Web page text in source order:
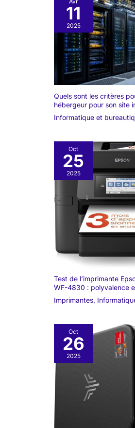
11
2025
Quels sont les critères
hébergeur pour son site
Informatique et
Oct
25
2025
Test de l’imprimante
WF-4830 : polyvalence
Imprimantes,
Oct
26
2025